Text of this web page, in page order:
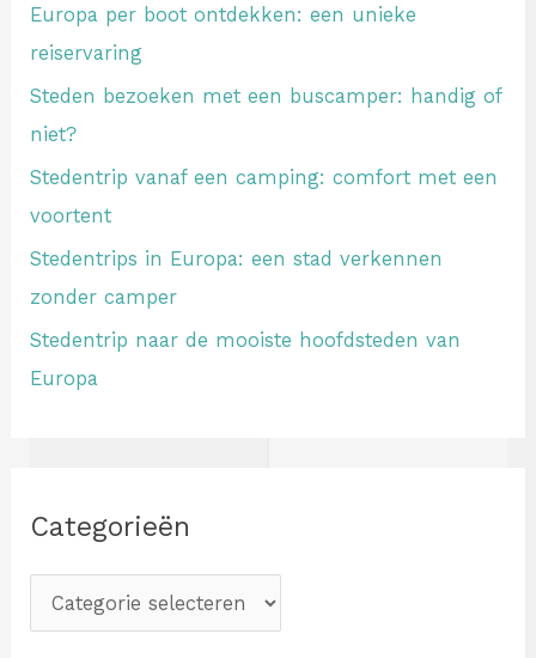
Europa per boot ontdekken: een unieke
reiservaring
Steden bezoeken met een buscamper: handig of
niet?
Stedentrip vanaf een camping: comfort met een
voortent
Stedentrips in Europa: een stad verkennen
zonder camper
Stedentrip naar de mooiste hoofdsteden van
Europa
Categorieën